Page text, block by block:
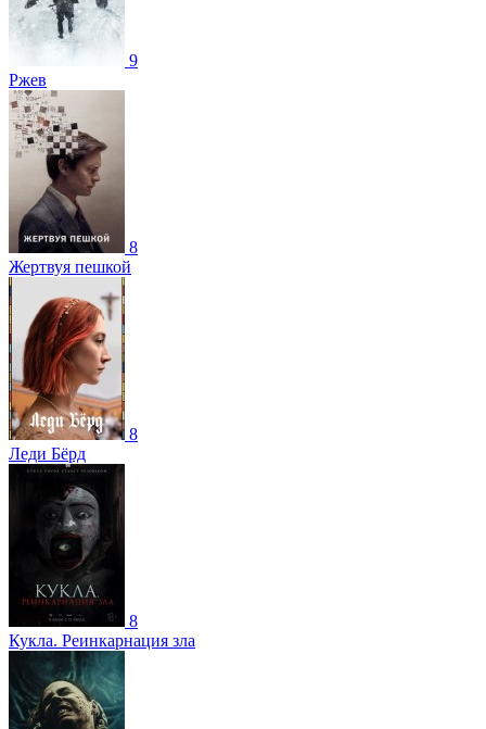
9
Ржев
8
Жертвуя пешкой
8
Леди Бёрд
8
Кукла. Реинкарнация зла